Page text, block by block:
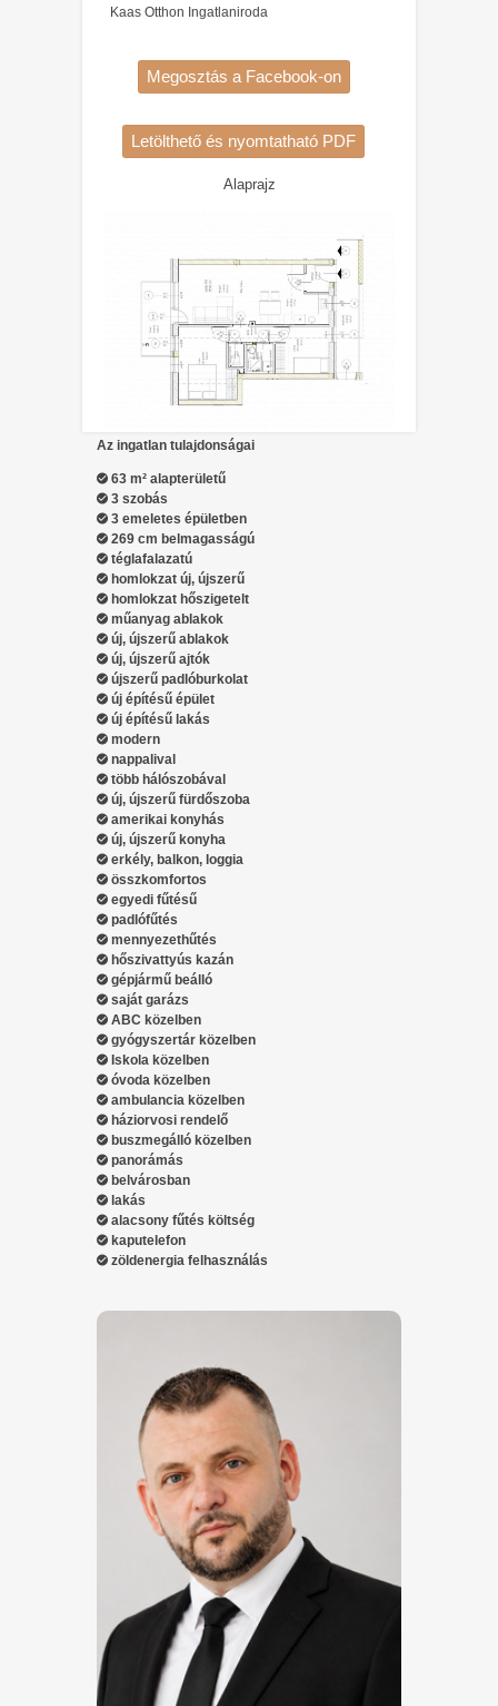
Kaas Otthon Ingatlaniroda
Megosztás a Facebook-on
Letölthető és nyomtatható PDF
Alaprajz
Az ingatlan tulajdonságai
63 m² alapterületű
3 szobás
3 emeletes épületben
269 cm belmagasságú
téglafalazatú
homlokzat új, újszerű
homlokzat hőszigetelt
műanyag ablakok
új, újszerű ablakok
új, újszerű ajtók
újszerű padlóburkolat
új építésű épület
új építésű lakás
modern
nappalival
több hálószobával
új, újszerű fürdőszoba
amerikai konyhás
új, újszerű konyha
erkély, balkon, loggia
összkomfortos
egyedi fűtésű
padlófűtés
mennyezethűtés
hőszivattyús kazán
gépjármű beálló
saját garázs
ABC közelben
gyógyszertár közelben
Iskola közelben
óvoda közelben
ambulancia közelben
háziorvosi rendelő
buszmegálló közelben
panorámás
belvárosban
lakás
alacsony fűtés költség
kaputelefon
zöldenergia felhasználás